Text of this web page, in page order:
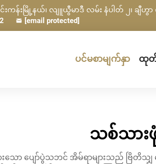
င်းကန်းမြို့နယ်၊ လျူယွီမာဒီ လမ်း နံပါတ် ၂၊ ချီဟွ
[email protected]
ပင်မစာမျက်နှာ ထုတ်
သစ်သား
းသော ပျော်ပွဲသဘင် အိမ်ရာများသည် ဗြိ